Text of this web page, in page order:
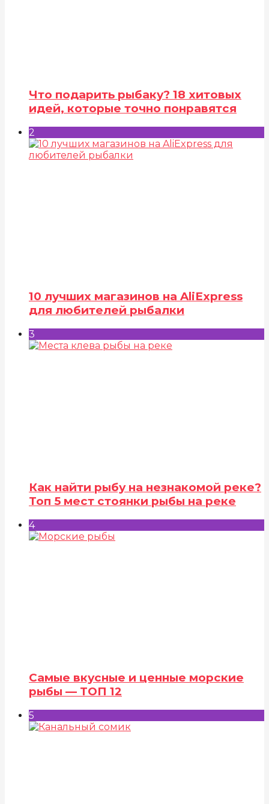
Что подарить рыбаку? 18 хитовых
идей, которые точно понравятся
2
10 лучших магазинов на AliExpress
для любителей рыбалки
3
Как найти рыбу на незнакомой реке?
Топ 5 мест стоянки рыбы на реке
4
Самые вкусные и ценные морские
рыбы — ТОП 12
5